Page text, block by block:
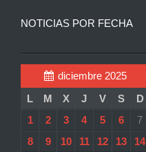
NOTICIAS POR FECHA
diciembre 2025
L
M X J V S
D
1
2 3 4 5 6
7
8
9 10 11 12 13
14